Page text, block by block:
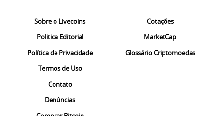
Sobre o Livecoins
Politica Editorial
Política de Privacidade
Termos de Uso
Contato
Denúncias
Cotações
MarketCap
Glossário Criptomoedas